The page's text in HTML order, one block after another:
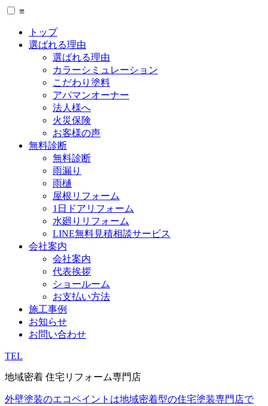
≡
トップ
選ばれる理由
選ばれる理由
カラーシミュレーション
こだわり塗料
アパマンオーナー
法人様へ
火災保険
お客様の声
無料診断
無料診断
雨漏り
雨樋
屋根リフォーム
1日ドアリフォーム
水廻りリフォーム
LINE無料見積相談サービス
会社案内
会社案内
代表挨拶
ショールーム
お支払い方法
施工事例
お知らせ
お問い合わせ
TEL
地域密着 住宅リフォーム専門店
外壁塗装のエコペイントは地域密着型の住宅塗装専門店で